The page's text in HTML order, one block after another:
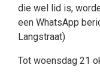
die wel lid is,
een WhatsApp
Langstraat)
Tot woensdag 21